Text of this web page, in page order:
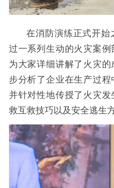
在消防演练正式开始
过一系列生动的火灾案例
为大家详细讲解了火灾
步分析了企业在生产过程
并针对性地传授了火灾
救互救技巧以及安全逃生方